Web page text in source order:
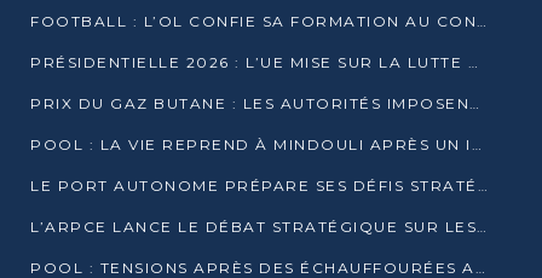
FOOTBALL : L’OL CONFIE SA FORMATION AU CONGOLAIS CHRISTIAN BASSILA
PRÉSIDENTIELLE 2026 : L’UE MISE SUR LA LUTTE CONTRE LA DÉSINFORMATION
PRIX DU GAZ BUTANE : LES AUTORITÉS IMPOSENT LE RESPECT DES PRIX RÉGLEMENTÉS
POOL : LA VIE REPREND À MINDOULI APRÈS UN INCIDENT ARMÉ SUR LA RN1
LE PORT AUTONOME PRÉPARE SES DÉFIS STRATÉGIQUES DE 2026
L’ARPCE LANCE LE DÉBAT STRATÉGIQUE SUR LES DONNÉES, L’IA ET LA FINANCE NUMÉRIQUE AU CONGO
POOL : TENSIONS APRÈS DES ÉCHAUFFOURÉES ARMÉES ENTRE DGSP ET EX-MILICIENS NINJA